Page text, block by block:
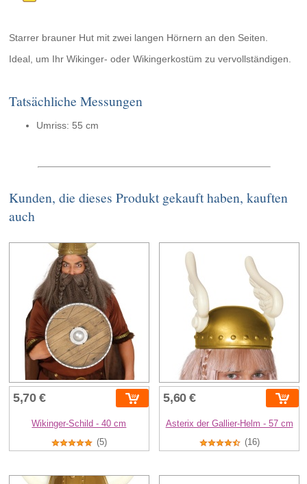
Starrer brauner Hut mit zwei langen Hörnern an den Seiten.
Ideal, um Ihr Wikinger- oder Wikingerkostüm zu vervollständigen.
Tatsächliche Messungen
Umriss: 55 cm
Kunden, die dieses Produkt gekauft haben, kauften
auch
5,70 €
Wikinger-Schild - 40 cm
(5)
5,60 €
Asterix der Gallier-Helm - 57 cm
(16)